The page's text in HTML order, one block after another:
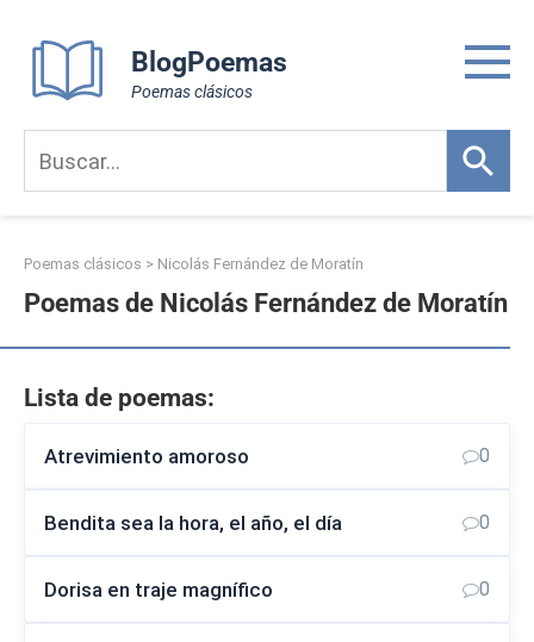
content
BlogPoemas
Poemas clásicos
Poemas clásicos > Nicolás Fernández de Moratín
Poemas de Nicolás Fernández de Moratín
Lista de poemas:
Atrevimiento amoroso 0
Bendita sea la hora, el año, el día 0
Dorisa en traje magnífico 0